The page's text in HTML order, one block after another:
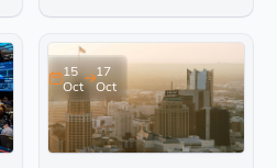
15
Oct
17
Oct